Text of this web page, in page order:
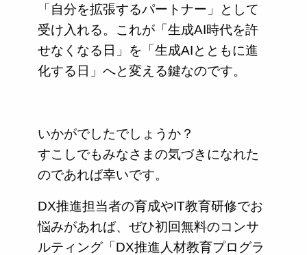
「自分を拡張するパートナー」として
受け入れる。これが「生成AI時代を許
せなくなる日」を「生成AIとともに進
化する日」へと変える鍵なのです。
いかがでしたでしょうか？
すこしでもみなさまの気づきになれた
のであれば幸いです。
DX推進担当者の育成やIT教育研修でお
悩みがあれば、ぜひ初回無料のコンサ
ルティング「DX推進人材教育プログラ